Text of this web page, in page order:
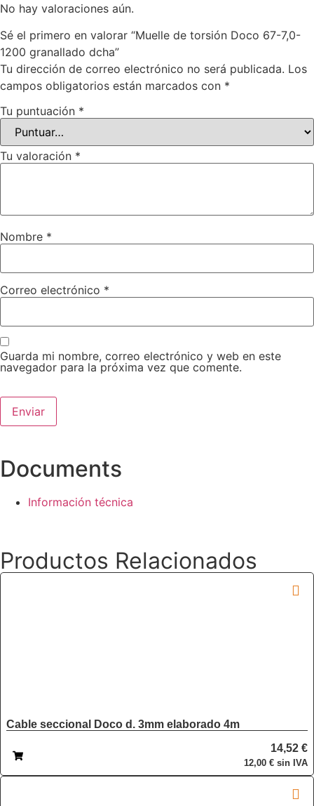
No hay valoraciones aún.
Sé el primero en valorar “Muelle de torsión Doco 67-7,0-
1200 granallado dcha”
Tu dirección de correo electrónico no será publicada. Los
campos obligatorios están marcados con *
Tu puntuación *
Tu valoración *
Nombre *
Correo electrónico *
Guarda mi nombre, correo electrónico y web en este
navegador para la próxima vez que comente.
Documents
Información técnica
Productos Relacionados
Cable seccional Doco d. 3mm elaborado 4m
14,52 €
12,00 € sin IVA